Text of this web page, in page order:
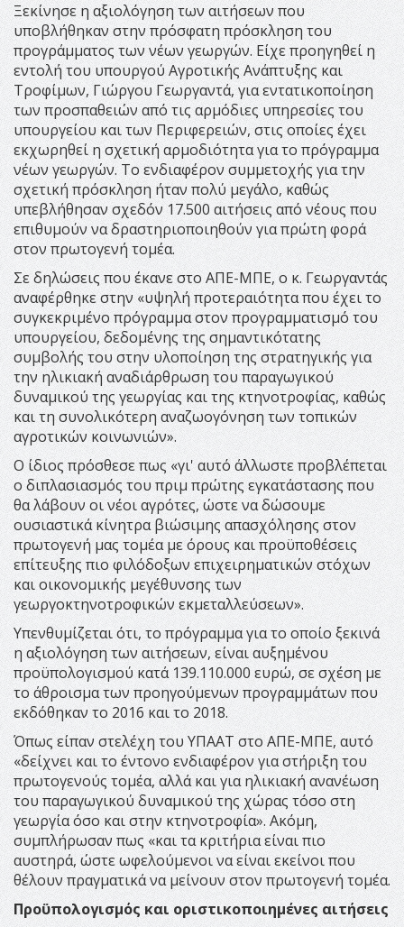
Ξεκίνησε η αξιολόγηση των αιτήσεων που
υποβλήθηκαν στην πρόσφατη πρόσκληση του
προγράμματος των νέων γεωργών. Είχε προηγηθεί η
εντολή του υπουργού Αγροτικής Ανάπτυξης και
Τροφίμων, Γιώργου Γεωργαντά, για εντατικοποίηση
των προσπαθειών από τιςαρμόδιες υπηρεσίες του
υπουργείου και των Περιφερειών, στις οποίες έχει
εκχωρηθεί η σχετική αρμοδιότητα για το πρόγραμμα
νέων γεωργών. Το ενδιαφέρον συμμετοχής για την
σχετική πρόσκληση ήταν πολύ μεγάλο, καθώς
υπεβλήθησαν σχεδόν 17.500 αιτήσεις από νέους που
επιθυμούν να δραστηριοποιηθούν για πρώτη φορά
στον πρωτογενή τομέα.
Σε δηλώσεις που έκανε στο ΑΠΕ-ΜΠΕ, ο κ. Γεωργαντάς
αναφέρθηκε στην «υψηλή προτεραιότητα που έχει το
συγκεκριμένο πρόγραμμα στον προγραμματισμό του
υπουργείου, δεδομένης της σημαντικότατης
συμβολής του στην υλοποίηση της στρατηγικής για
την ηλικιακή αναδιάρθρωση του παραγωγικού
δυναμικού της γεωργίας και της κτηνοτροφίας, καθώς
και τη συνολικότερη αναζωογόνηση των τοπικών
αγροτικών κοινωνιών».
Ο ίδιος πρόσθεσε πως «γι' αυτό άλλωστε προβλέπεται
ο διπλασιασμός του πριμ πρώτης εγκατάστασης που
θα λάβουν οι νέοι αγρότες, ώστε να δώσουμε
ουσιαστικά κίνητρα βιώσιμης απασχόλησης στον
πρωτογενή μας τομέα με όρους και προϋποθέσεις
επίτευξης πιο φιλόδοξων επιχειρηματικών στόχων
και οικονομικής μεγέθυνσης των
γεωργοκτηνοτροφικών εκμεταλλεύσεων».
Υπενθυμίζεται ότι, το πρόγραμμα για το οποίο ξεκινά
η αξιολόγηση των αιτήσεων, είναι αυξημένου
προϋπολογισμού κατά 139.110.000 ευρώ, σε σχέση με
το άθροισμα των προηγούμενων προγραμμάτων που
εκδόθηκαν το 2016 και το 2018.
Όπως είπαν στελέχη του ΥΠΑΑΤ στο ΑΠΕ-ΜΠΕ, αυτό
«δείχνει και το έντονο ενδιαφέρον για στήριξη του
πρωτογενούς τομέα, αλλά και για ηλικιακή ανανέωση
του παραγωγικού δυναμικού της χώρας τόσο στη
γεωργία όσο και στην κτηνοτροφία». Ακόμη,
συμπλήρωσαν πως «και τα κριτήρια είναι πιο
αυστηρά, ώστε ωφελούμενοι να είναι εκείνοι που
θέλουν πραγματικά να μείνουν στον πρωτογενή τομέα.
Προϋπολογισμός και οριστικοποιημένες αιτήσεις